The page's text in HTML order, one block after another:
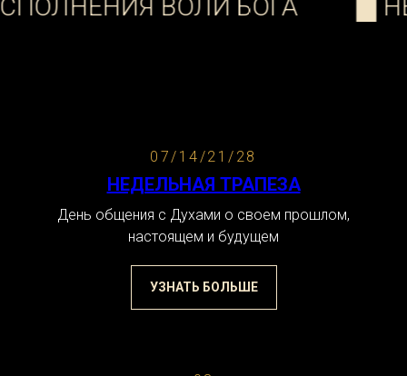
07/14/21/28
НЕДЕЛЬНАЯ ТРАПЕЗА
День общения с Духами о своем прошлом,
настоящем и будущем
УЗНАТЬ БОЛЬШЕ